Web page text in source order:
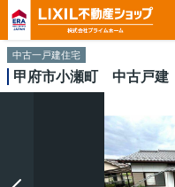
中古一戸建住宅
甲府市小瀬町 中古戸建